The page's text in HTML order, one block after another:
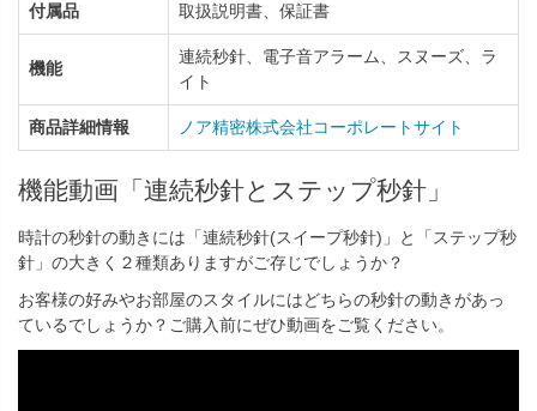
付属品 取扱説明書、保証書
機能
連続秒針、電子音アラーム、スヌーズ、ラ
イト
商品詳細情報 ノア精密株式会社コーポレートサイト
機能動画「連続秒針とステップ秒針」
時計の秒針の動きには「連続秒針(スイープ秒針)」と「ステップ秒
針」の大きく２種類ありますがご存じでしょうか？
お客様の好みやお部屋のスタイルにはどちらの秒針の動きがあっ
ているでしょうか？ご購入前にぜひ動画をご覧ください。